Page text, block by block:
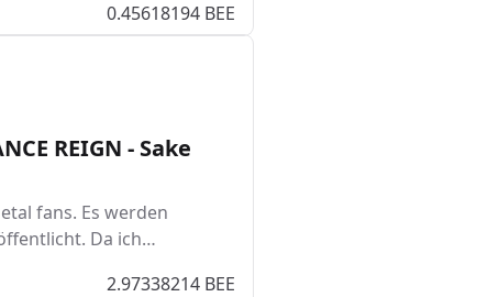
0.45618194 BEE
REIGN - Sake
fans. Es werden
Da ich…
2.97338214 BEE